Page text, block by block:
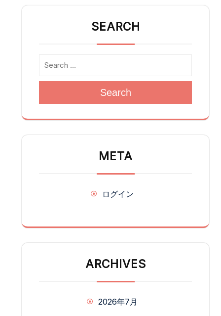
稿
SEARCH
Search
META
ログイン
ARCHIVES
2026年7月